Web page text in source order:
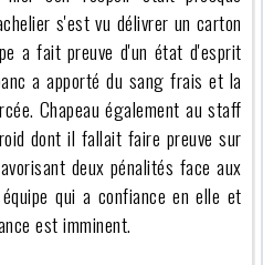
s'est vu délivrer un carton
a fait preuve d'un état d'esprit
a apporté du sang frais et la
Chapeau également au staff
dont il fallait faire preuve sur
deux pénalités face aux
qui a confiance en elle et
est imminent.